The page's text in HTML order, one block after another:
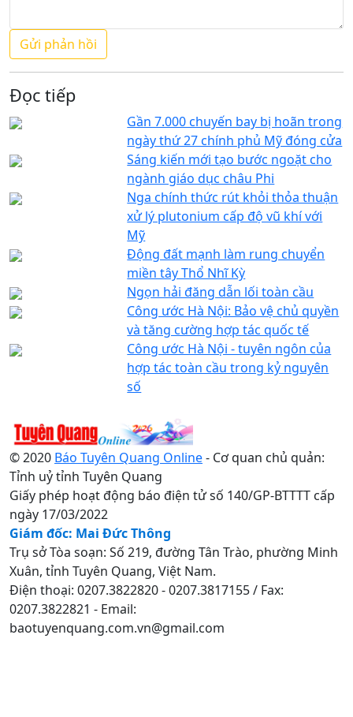
Đọc tiếp
Gần 7.000 chuyến bay bị hoãn trong
ngày thứ 27 chính phủ Mỹ đóng cửa
Sáng kiến mới tạo bước ngoặt cho
ngành giáo dục châu Phi
Nga chính thức rút khỏi thỏa thuận
xử lý plutonium cấp độ vũ khí với
Mỹ
Động đất mạnh làm rung chuyển
miền tây Thổ Nhĩ Kỳ
Ngọn hải đăng dẫn lối toàn cầu
Công ước Hà Nội: Bảo vệ chủ quyền
và tăng cường hợp tác quốc tế
Công ước Hà Nội - tuyên ngôn của
hợp tác toàn cầu trong kỷ nguyên
số
© 2020 Báo Tuyên Quang Online- Cơ quan chủ quản:
Tỉnh uỷ tỉnh Tuyên Quang
Giấy phép hoạt động báo điện tử số 140/GP-BTTTT cấp
ngày 17/03/2022
Giám đốc: Mai Đức Thông
Trụ sở Tòa soạn: Số 219, đường Tân Trào, phường Minh
Xuân, tỉnh Tuyên Quang, Việt Nam.
Điện thoại: 0207.3822820 - 0207.3817155 / Fax:
0207.3822821 - Email:
baotuyenquang.com.vn@gmail.com